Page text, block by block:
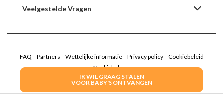
IK WIL GRAAG STALEN
VOOR BABY'S ONTVANGEN
Veelgestelde Vragen
FAQ Partners Wettelijke informatie Privacy policy
Cookiebeleid
Cookiebeheer